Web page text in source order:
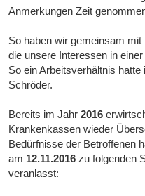
Anmerkungen Zeit
So haben wir gemeinsam
die unsere Interessen in
So ein Arbeitsverhältnis
Schröder.
Bereits im Jahr2016
Krankenkassen wieder
Bedürfnisse der Betroffenen
am 12.11.2016 zu folgenden
veranlasst: